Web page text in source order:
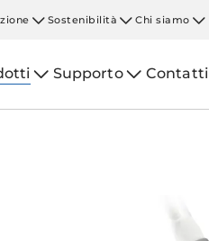
Sostenibilità Chi siamo
Supporto Contatti